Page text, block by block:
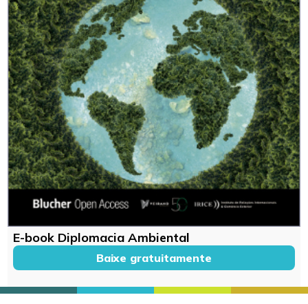
E-book Diplomacia Ambiental
Baixe gratuitamente